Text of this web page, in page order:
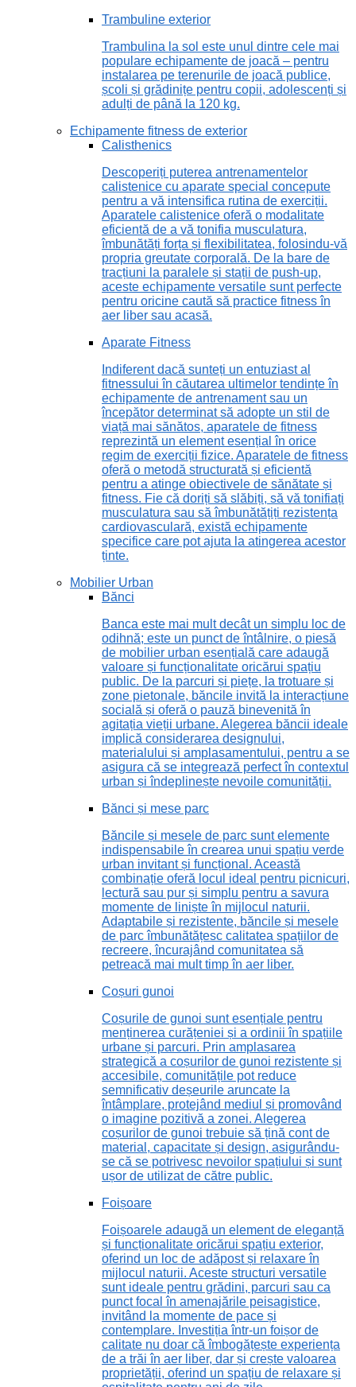
Trambuline exterior
Trambulina la sol este unul dintre cele mai
populare echipamente de joacă – pentru
instalarea pe terenurile de joacă publice,
școli și grădinițe pentru copii, adolescenți și
adulți de până la 120 kg.
Echipamente fitness de exterior
Calisthenics
Descoperiți puterea antrenamentelor
calistenice cu aparate special concepute
pentru a vă intensifica rutina de exerciții.
Aparatele calistenice oferă o modalitate
eficientă de a vă tonifia musculatura,
îmbunătăți forța și flexibilitatea, folosindu-vă
propria greutate corporală. De la bare de
tracțiuni la paralele și stații de push-up,
aceste echipamente versatile sunt perfecte
pentru oricine caută să practice fitness în
aer liber sau acasă.
Aparate Fitness
Indiferent dacă sunteți un entuziast al
fitnessului în căutarea ultimelor tendințe în
echipamente de antrenament sau un
începător determinat să adopte un stil de
viață mai sănătos, aparatele de fitness
reprezintă un element esențial în orice
regim de exerciții fizice. Aparatele de fitness
oferă o metodă structurată și eficientă
pentru a atinge obiectivele de sănătate și
fitness. Fie că doriți să slăbiți, să vă tonifiați
musculatura sau să îmbunătățiți rezistența
cardiovasculară, există echipamente
specifice care pot ajuta la atingerea acestor
ținte.
Mobilier Urban
Bănci
Banca este mai mult decât un simplu loc de
odihnă; este un punct de întâlnire, o piesă
de mobilier urban esențială care adaugă
valoare și funcționalitate oricărui spațiu
public. De la parcuri și piețe, la trotuare și
zone pietonale, băncile invită la interacțiune
socială și oferă o pauză binevenită în
agitația vieții urbane. Alegerea băncii ideale
implică considerarea designului,
materialului și amplasamentului, pentru a se
asigura că se integrează perfect în contextul
urban și îndeplinește nevoile comunității.
Bănci și mese parc
Băncile și mesele de parc sunt elemente
indispensabile în crearea unui spațiu verde
urban invitant și funcțional. Această
combinație oferă locul ideal pentru picnicuri,
lectură sau pur și simplu pentru a savura
momente de liniște în mijlocul naturii.
Adaptabile și rezistente, băncile și mesele
de parc îmbunătățesc calitatea spațiilor de
recreere, încurajând comunitatea să
petreacă mai mult timp în aer liber.
Coșuri gunoi
Coșurile de gunoi sunt esențiale pentru
menținerea curățeniei și a ordinii în spațiile
urbane și parcuri. Prin amplasarea
strategică a coșurilor de gunoi rezistente și
accesibile, comunitățile pot reduce
semnificativ deșeurile aruncate la
întâmplare, protejând mediul și promovând
o imagine pozitivă a zonei. Alegerea
coșurilor de gunoi trebuie să țină cont de
material, capacitate și design, asigurându-
se că se potrivesc nevoilor spațiului și sunt
ușor de utilizat de către public.
Foișoare
Foișoarele adaugă un element de eleganță
și funcționalitate oricărui spațiu exterior,
oferind un loc de adăpost și relaxare în
mijlocul naturii. Aceste structuri versatile
sunt ideale pentru grădini, parcuri sau ca
punct focal în amenajările peisagistice,
invitând la momente de pace și
contemplare. Investiția într-un foișor de
calitate nu doar că îmbogățește experiența
de a trăi în aer liber, dar și crește valoarea
proprietății, oferind un spațiu de relaxare și